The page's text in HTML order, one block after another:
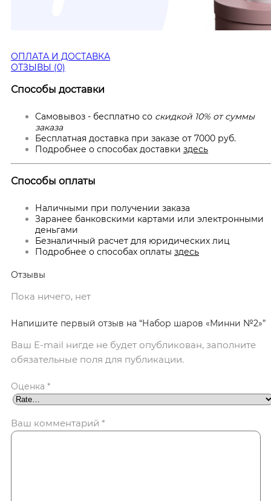
ОПЛАТА И ДОСТАВКА
ОТЗЫВЫ (0)
Способы доставки
Самовывоз - бесплатно со скидкой 10% от суммы
заказа
Бесплатная доставка при заказе от 7000 руб.
Подробнее о способах доставки здесь
Способы оплаты
Наличными при получении заказа
Заранее банковскими картами или электронными
деньгами
Безналичный расчет для юридических лиц
Подробнее о способах оплаты здесь
Отзывы
Пока ничего, нет
Напишите первый отзыв на “Набор шаров «Минни №2»”
Ваш E-mail нигде не будет опубликован, заполните
обязательные поля для публикации.
Оценка *
Ваш комментарий *